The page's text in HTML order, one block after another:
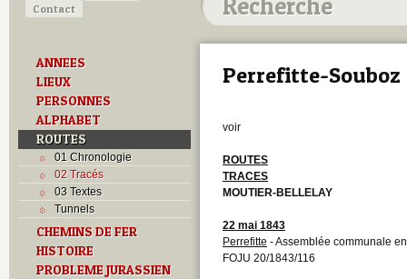
Contact
ANNEES
LIEUX
PERSONNES
ALPHABET
ROUTES
01 Chronologie
02 Tracés
03 Textes
Tunnels
CHEMINS DE FER
HISTOIRE
PROBLEME JURASSIEN
Perrefitte-Souboz
voir
ROUTES
TRACES
MOUTIER-BELLELAY
22 mai 1843
Perrefitte - Assemblée communale
FOJU 20/1843/116